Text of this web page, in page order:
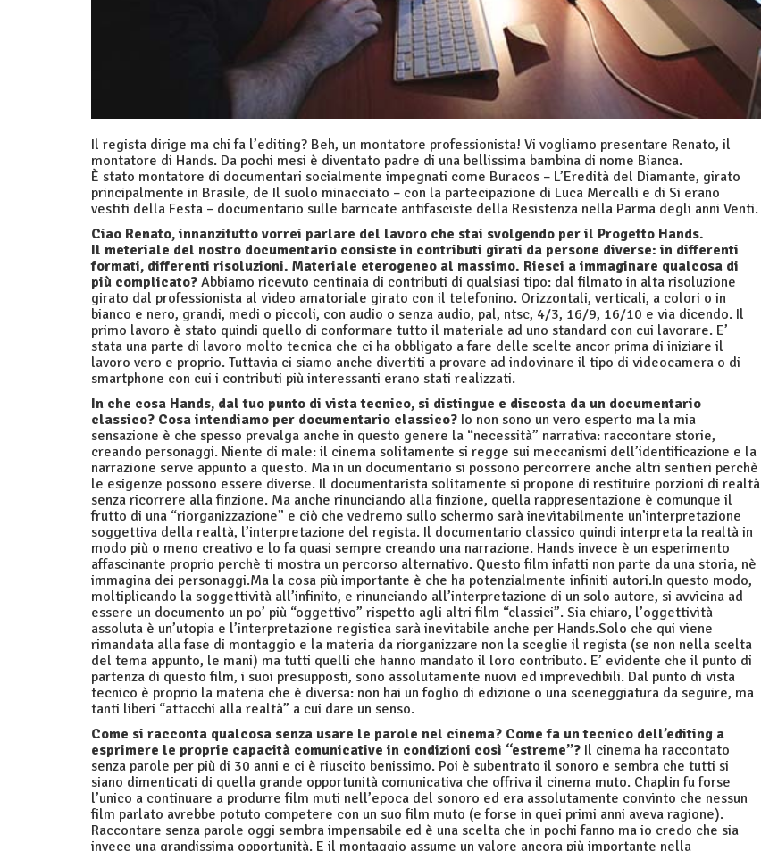
Il regista dirige ma chi fa l’editing? Beh, un montatore professionista! Vi vogliamo presentare Renato, il
montatore di Hands. Da pochi mesi è diventato padre di una bellissima bambina di nome Bianca.
È stato montatore di documentari socialmente impegnati come Buracos – L’Eredità del Diamante, girato
principalmente in Brasile, de Il suolo minacciato – con la partecipazione di Luca Mercalli e di Si erano
vestiti della Festa – documentario sulle barricate antifasciste della Resistenza nella Parma degli anni Venti.
Ciao Renato, innanzitutto vorrei parlare del lavoro che stai svolgendo per il Progetto Hands.
Il meteriale del nostro documentario consiste in contributi girati da persone diverse: in differenti
formati, differenti risoluzioni. Materiale eterogeneo al massimo. Riesci a immaginare qualcosa di
più complicato? Abbiamo ricevuto centinaia di contributi di qualsiasi tipo: dal filmato in alta risoluzione
girato dal professionista al video amatoriale girato con il telefonino. Orizzontali, verticali, a colori o in
bianco e nero, grandi, medi o piccoli, con audio o senza audio, pal, ntsc, 4/3, 16/9, 16/10 e via dicendo. Il
primo lavoro è stato quindi quello di conformare tutto il materiale ad uno standard con cui lavorare. E’
stata una parte di lavoro molto tecnica che ci ha obbligato a fare delle scelte ancor prima di iniziare il
lavoro vero e proprio. Tuttavia ci siamo anche divertiti a provare ad indovinare il tipo di videocamera o di
smartphone con cui i contributi più interessanti erano stati realizzati.
In che cosa Hands, dal tuo punto di vista tecnico, si distingue e discosta da un documentario
classico? Cosa intendiamo per documentario classico? Io non sono un vero esperto ma la mia
sensazione è che spesso prevalga anche in questo genere la “necessità” narrativa: raccontare storie,
creando personaggi. Niente di male: il cinema solitamente si regge sui meccanismi dell’identificazione e la
narrazione serve appunto a questo. Ma in un documentario si possono percorrere anche altri sentieri perchè
le esigenze possono essere diverse. Il documentarista solitamente si propone di restituire porzioni di realtà
senza ricorrere alla finzione. Ma anche rinunciando alla finzione, quella rappresentazione è comunque il
frutto di una “riorganizzazione” e ciò che vedremo sullo schermo sarà inevitabilmente un’interpretazione
soggettiva della realtà, l’interpretazione del regista. Il documentario classico quindi interpreta la realtà in
modo più o meno creativo e lo fa quasi sempre creando una narrazione. Hands invece è un esperimento
affascinante proprio perchè ti mostra un percorso alternativo. Questo film infatti non parte da una storia, nè
immagina dei personaggi.Ma la cosa più importante è che ha potenzialmente infiniti autori.In questo modo,
moltiplicando la soggettività all’infinito, e rinunciando all’interpretazione di un solo autore, si avvicina ad
essere un documento un po’ più “oggettivo” rispetto agli altri film “classici”. Sia chiaro, l’oggettività
assoluta è un’utopia e l’interpretazione registica sarà inevitabile anche per Hands.Solo che qui viene
rimandata alla fase di montaggio e la materia da riorganizzare non la sceglie il regista (se non nella scelta
del tema appunto, le mani) ma tutti quelli che hanno mandato il loro contributo. E’ evidente che il punto di
partenza di questo film, i suoi presupposti, sono assolutamente nuovi ed imprevedibili. Dal punto di vista
tecnico è proprio la materia che è diversa: non hai un foglio di edizione o una sceneggiatura da seguire, ma
tanti liberi “attacchi alla realtà” a cui dare un senso.
Come si racconta qualcosa senza usare le parole nel cinema? Come fa un tecnico dell’editing a
esprimere le proprie capacità comunicative in condizioni così “estreme”? Il cinema ha raccontato
senza parole per più di 30 anni e ci è riuscito benissimo. Poi è subentrato il sonoro e sembra che tutti si
siano dimenticati di quella grande opportunità comunicativa che offriva il cinema muto. Chaplin fu forse
l’unico a continuare a produrre film muti nell’epoca del sonoro ed era assolutamente convinto che nessun
film parlato avrebbe potuto competere con un suo film muto (e forse in quei primi anni aveva ragione).
Raccontare senza parole oggi sembra impensabile ed è una scelta che in pochi fanno ma io credo che sia
invece una grandissima opportunità. E il montaggio assume un valore ancora più importante nella